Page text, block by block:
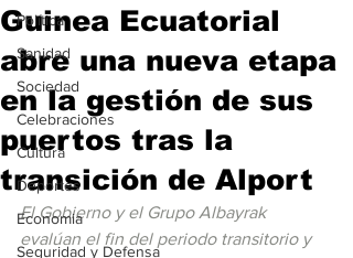
Política
Sanidad
Sociedad
Celebraciones
Cultura
Deportes
Economia
Seguridad y Defensa
Guinea Ecuatorial
abre una nueva etapa
en la gestión de sus
puertos tras la
transición de Alport
El Gobierno y el Grupo Albayrak
evalúan el fin del periodo transitorio y